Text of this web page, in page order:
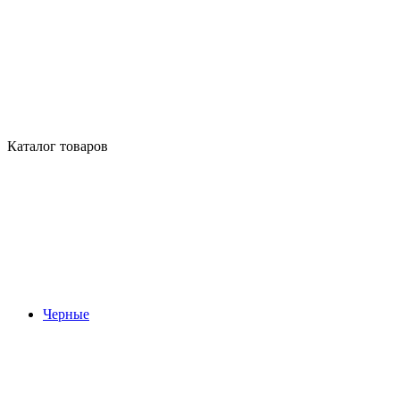
Каталог товаров
Черные